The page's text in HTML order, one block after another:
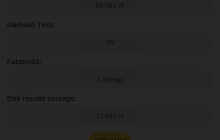
89 960 Ft
Elérhető THM:
0%
Futamidő:
3 hónap
Első részlet összege:
22 490 Ft